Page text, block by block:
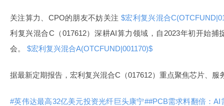
关注算力、CPO的朋友不妨关注 $宏利复兴混合
利复兴混合C（017612）深耕AI算力领域，自2023年初开始捕
会。
$宏利复兴混合A(OTCFUND|001170)$
据最新定期报告，宏利复兴混合C（017612）重点聚焦芯片、服
#英伟达最高32亿美元投资光纤巨头康宁##PCB需求料翻倍：AI